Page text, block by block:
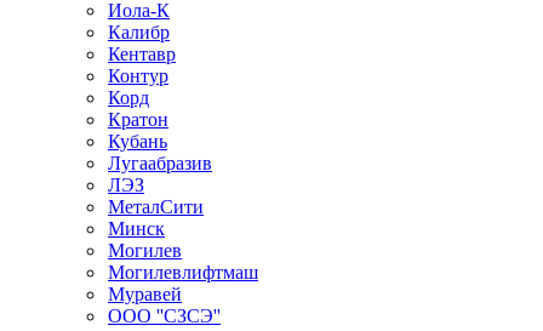
Иола-К
Калибр
Кентавр
Контур
Корд
Кратон
Кубань
Лугаабразив
ЛЭЗ
МеталСити
Минск
Могилев
Могилевлифтмаш
Муравей
ООО ''СЗСЭ''